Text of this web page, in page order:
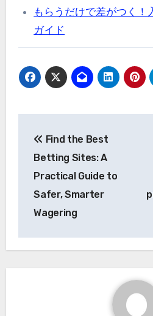
もらうだけで差がつく！
ガイド
navigation
Find the Best
Betting Sites: A
Practical Guide to
Safer, Smarter
Wagering